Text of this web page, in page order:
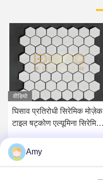
वीडियो
घिसाव प्रतिरोधी सिरेमिक मोज़ेक
टाइल षट्कोण एल्यूमिना सिरेमिक
सर्वोत्तम मूल्य प्राप्त करें
Amy